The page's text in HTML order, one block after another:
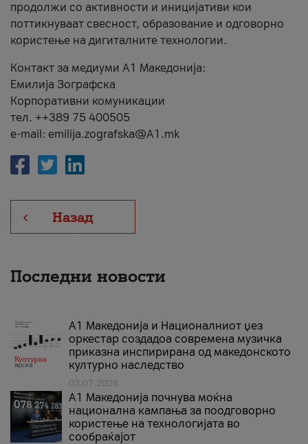
продолжи со активности и иницијативи кои
поттикнуваат свесност, образование и одговорно
користење на дигиталните технологии.
Контакт за медиуми А1 Македонија:
Емилија Зографска
Корпоративни комуникации
тел. ++389 75 400505
e-mail: emilija.zografska@A1.mk
Назад
Последни новости
А1 Македонија и Националниот џез
оркестар создадоа современа музичка
приказна инспирирана од македонското
културно наследство
03.07.2026
A1 Македонија почнува моќна
национална кампања за поодговорно
користење на технологијата во
сообраќајот